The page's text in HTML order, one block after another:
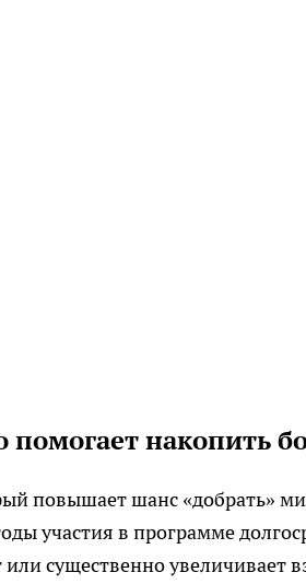
помогает накопить
повышает шанс «добрать»
участия в программе
существенно увеличивает